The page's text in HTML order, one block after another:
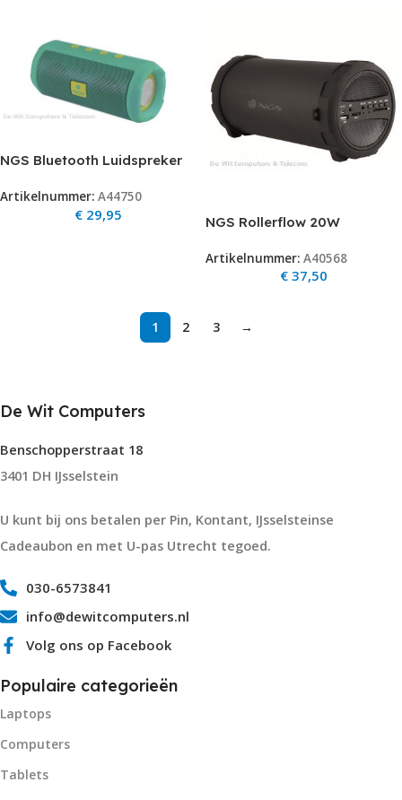
NGS Bluetooth Luidspreker
Artikelnummer: A44750
€ 29,95
NGS Rollerflow 20W
Artikelnummer: A40568
€ 37,50
1 2 3 →
De Wit Computers
Benschopperstraat 18
3401 DH IJsselstein
U kunt bij ons betalen per Pin, Kontant, IJsselsteinse
Cadeaubon en met U-pas Utrecht tegoed.
030-6573841
info@dewitcomputers.nl
Volg ons op Facebook
Populaire categorieën
Laptops
Computers
Tablets